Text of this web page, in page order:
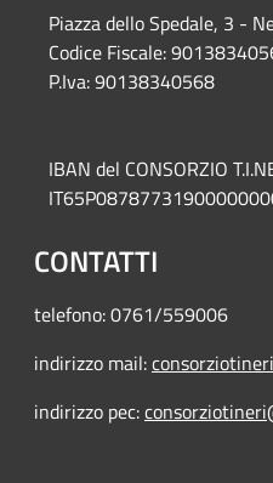
Piazza dello Spedale, 3 -
Codice Fiscale:
P.Iva: 90138340568
IBAN del CONSORZIO
CONTATTI
telefono: 0761/
indirizzo mail:
indirizzo pec: